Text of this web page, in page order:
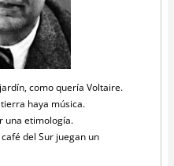
como quería Voltaire.
haya música.
una etimología.
del Sur juegan un